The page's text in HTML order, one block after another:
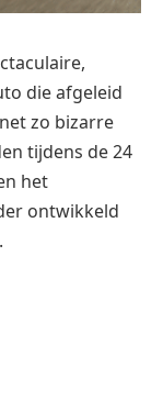
die afgeleid
zo bizarre
tijdens de 24
het
ontwikkeld